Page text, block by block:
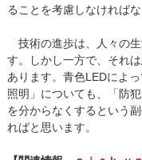
ることを考慮しなければな
技術の進歩は、人々の
す。しかし一方で、それ
あります。青色LEDによ
照明」についても、「防
を分からなくするという
ればと思います。